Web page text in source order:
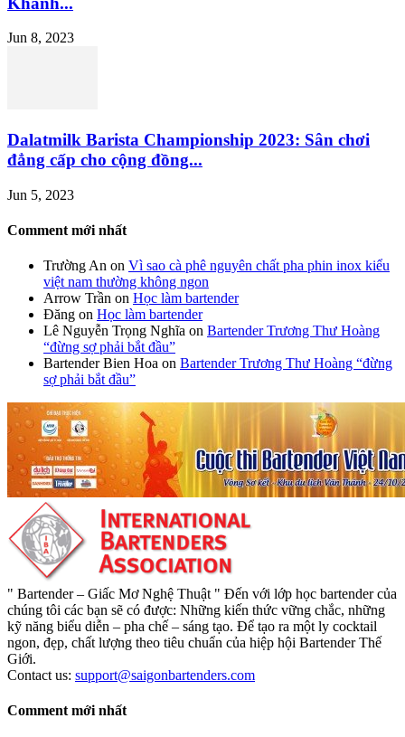
Jun 8, 2023
Dalatmilk Barista Championship 2023: Sân chơi
đẳng cấp cho cộng đồng...
Jun 5, 2023
Comment mới nhất
Trường An on Vì sao cà phê nguyên chất pha phin inox kiểu
việt nam thường không ngon
Arrow Trần on Học làm bartender
Đăng on Học làm bartender
Lê Nguyễn Trọng Nghĩa on Bartender Trương Thư Hoàng
“đừng sợ phải bắt đầu”
Bartender Bien Hoa on Bartender Trương Thư Hoàng “đừng
sợ phải bắt đầu”
" Bartender – Giấc Mơ Nghệ Thuật " Đến với lớp học bartender của
chúng tôi các bạn sẽ có được: Những kiến thức vững chắc, những
kỹ năng biểu diễn – pha chế – sáng tạo. Để tạo ra một ly cocktail
ngon, đẹp, chất lượng theo tiêu chuẩn của hiệp hội Bartender Thế
Giới.
Contact us: support@saigonbartenders.com
Comment mới nhất